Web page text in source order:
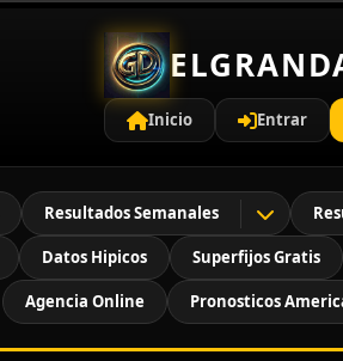
Inicio Entrar
Resultados Semanales
Datos Hipicos Superfijos Gratis
Agencia Online Pronosticos